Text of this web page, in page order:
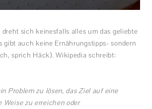
dreht sich keinesfalls alles um das geliebte
gibt auch keine Ernährungstipps- sondern
sprich Häck). Wikipedia schreibt:
Problem zu lösen, das Ziel auf eine
Weise zu erreichen oder